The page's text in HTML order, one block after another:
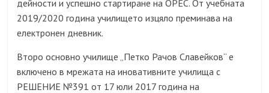
дейности и успешно стартиране на ОРЕС. От учебната
2019/2020 година училището изцяло преминава на
електронен дневник.
Второ основно училище „Петко Рачов Славейков“ е
включено в мрежата на иновативните училища с
РЕШЕНИЕ №391 от 17 юли 2017 година на